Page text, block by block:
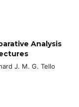
Analysis
J. M. G. Tello